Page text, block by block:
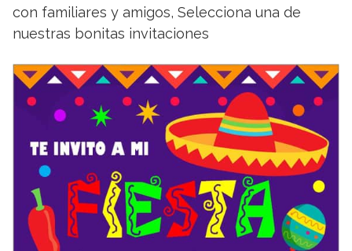
con familiares y amigos, Selecciona una de
nuestras bonitas invitaciones